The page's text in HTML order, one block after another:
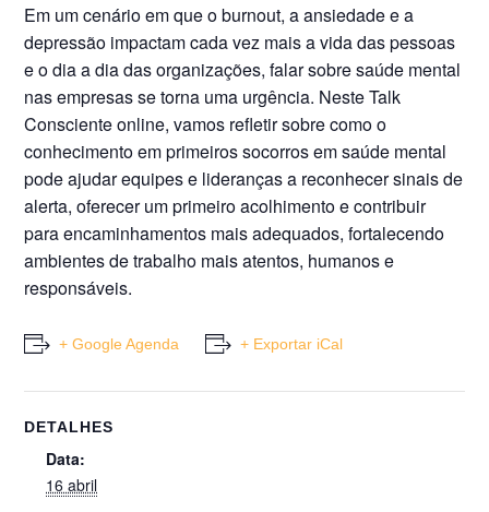
Em um cenário em que o burnout, a ansiedade e a
depressão impactam cada vez mais a vida das pessoas
e o dia a dia das organizações, falar sobre saúde mental
nas empresas se torna uma urgência. Neste Talk
Consciente online, vamos refletir sobre como o
conhecimento em primeiros socorros em saúde mental
pode ajudar equipes e lideranças a reconhecer sinais de
alerta, oferecer um primeiro acolhimento e contribuir
para encaminhamentos mais adequados, fortalecendo
ambientes de trabalho mais atentos, humanos e
responsáveis.
+ Google Agenda + Exportar iCal
DETALHES
Data:
16 abril